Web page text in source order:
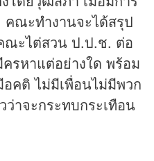
คณะทำงานจะได้สรุป
ณะไต่สวน ป.ป.ช. ต่อ
รหาแต่อย่างใด พร้อม
คติ ไม่มีเพื่อนไม่มีพวก
าจะกระทบกระเทือน